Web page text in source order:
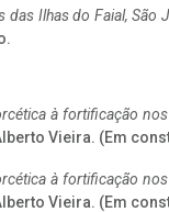
das Ilhas do Faial, São
à fortificação
Vieira. (Em
à fortificação
Vieira. (Em